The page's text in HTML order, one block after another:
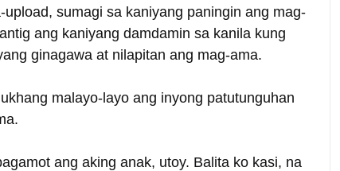
sumagi sa kaniyang paningin ang mag-
ang kaniyang damdamin sa kanila kung
ginagawa at nilapitan ang mag-ama.
malayo-layo ang inyong patutunguhan
ang aking anak, utoy. Balita ko kasi, na